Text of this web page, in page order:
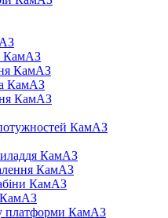
КамАЗ
КамАЗ
КамАЗ
КамАЗ
КамАЗ
КамАЗ
КамАЗ
КамАЗ
КамАЗ
платформи КамАЗ